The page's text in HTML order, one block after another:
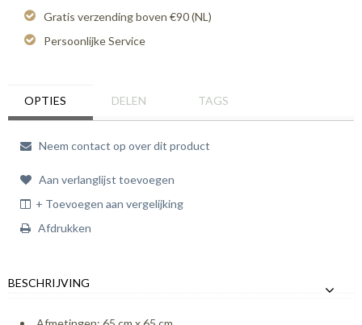
Gratis verzending boven €90 (NL)
Persoonlijke Service
OPTIES DELEN TAGS
Neem contact op over dit product
Aan verlanglijst toevoegen
+ Toevoegen aan vergelijking
Afdrukken
BESCHRIJVING